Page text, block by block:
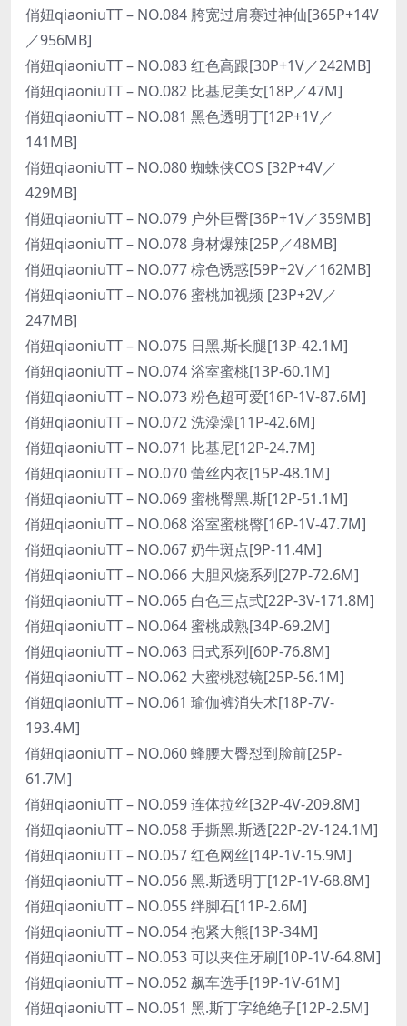
俏妞qiaoniuTT – NO.084 胯宽过肩赛过神仙[365P+14V
／956MB]
俏妞qiaoniuTT – NO.083 红色高跟[30P+1V／242MB]
俏妞qiaoniuTT – NO.082 比基尼美女[18P／47M]
俏妞qiaoniuTT – NO.081 黑色透明丁[12P+1V／
141MB]
俏妞qiaoniuTT – NO.080 蜘蛛侠COS [32P+4V／
429MB]
俏妞qiaoniuTT – NO.079 户外巨臀[36P+1V／359MB]
俏妞qiaoniuTT – NO.078 身材爆辣[25P／48MB]
俏妞qiaoniuTT – NO.077 棕色诱惑[59P+2V／162MB]
俏妞qiaoniuTT – NO.076 蜜桃加视频 [23P+2V／
247MB]
俏妞qiaoniuTT – NO.075 日黑.斯长腿[13P-42.1M]
俏妞qiaoniuTT – NO.074 浴室蜜桃[13P-60.1M]
俏妞qiaoniuTT – NO.073 粉色超可爱[16P-1V-87.6M]
俏妞qiaoniuTT – NO.072 洗澡澡[11P-42.6M]
俏妞qiaoniuTT – NO.071 比基尼[12P-24.7M]
俏妞qiaoniuTT – NO.070 蕾丝内衣[15P-48.1M]
俏妞qiaoniuTT – NO.069 蜜桃臀黑.斯[12P-51.1M]
俏妞qiaoniuTT – NO.068 浴室蜜桃臀[16P-1V-47.7M]
俏妞qiaoniuTT – NO.067 奶牛斑点[9P-11.4M]
俏妞qiaoniuTT – NO.066 大胆风烧系列[27P-72.6M]
俏妞qiaoniuTT – NO.065 白色三点式[22P-3V-171.8M]
俏妞qiaoniuTT – NO.064 蜜桃成熟[34P-69.2M]
俏妞qiaoniuTT – NO.063 日式系列[60P-76.8M]
俏妞qiaoniuTT – NO.062 大蜜桃怼镜[25P-56.1M]
俏妞qiaoniuTT – NO.061 瑜伽裤消失术[18P-7V-
193.4M]
俏妞qiaoniuTT – NO.060 蜂腰大臀怼到脸前[25P-
61.7M]
俏妞qiaoniuTT – NO.059 连体拉丝[32P-4V-209.8M]
俏妞qiaoniuTT – NO.058 手撕黑.斯透[22P-2V-124.1M]
俏妞qiaoniuTT – NO.057 红色网丝[14P-1V-15.9M]
俏妞qiaoniuTT – NO.056 黑.斯透明丁[12P-1V-68.8M]
俏妞qiaoniuTT – NO.055 绊脚石[11P-2.6M]
俏妞qiaoniuTT – NO.054 抱紧大熊[13P-34M]
俏妞qiaoniuTT – NO.053 可以夹住牙刷[10P-1V-64.8M]
俏妞qiaoniuTT – NO.052 飙车选手[19P-1V-61M]
俏妞qiaoniuTT – NO.051 黑.斯丁字绝绝子[12P-2.5M]